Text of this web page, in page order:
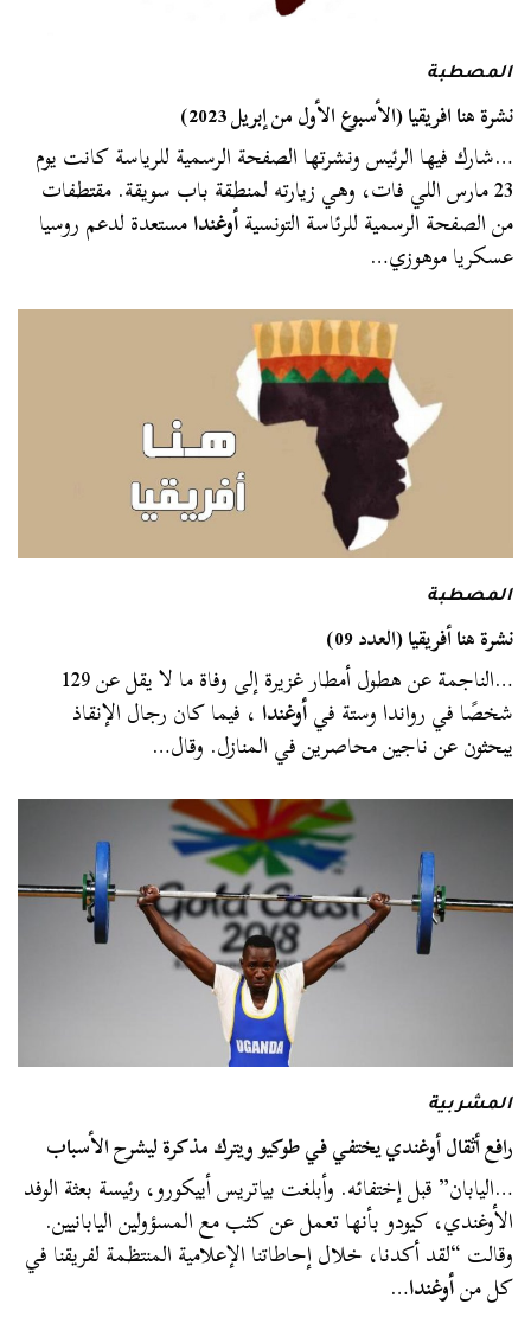
المصطبة
نشرة هنا افريقيا (الأسبوع الأول من إبريل 2023)
…شارك فيها الرئيس ونشرتها الصفحة الرسمية للرياسة كانت يوم
23 مارس اللي فات، وهي زيارته لمنطقة باب سويقة. مقتطفات
من الصفحة الرسمية للرئاسة التونسيةأوغندامستعدة لدعم روسيا
عسكريا موهوزي…
المصطبة
نشرة هنا أفريقيا (العدد 09)
…الناجمة عن هطول أمطار غزيرة إلى وفاة ما لا يقل عن 129
شخصًا في رواندا وستة فيأوغندا ، فيما كان رجال الإنقاذ
يبحثون عن ناجين محاصرين في المنازل. وقال…
المشربية
رافع أثقال أوغندي يختفي في طوكيو ويترك مذكرة ليشرح الأسباب
…اليابان” قبل إختفائه. وأبلغت بياتريس أييكورو، رئيسة بعثة الوفد
الأوغندي، كيودو بأنها تعمل عن كثب مع المسؤولين اليابانيين.
وقالت “لقد أكدنا، خلال إحاطاتنا الإعلامية المنتظمة لفريقنا في
كل منأوغندا…